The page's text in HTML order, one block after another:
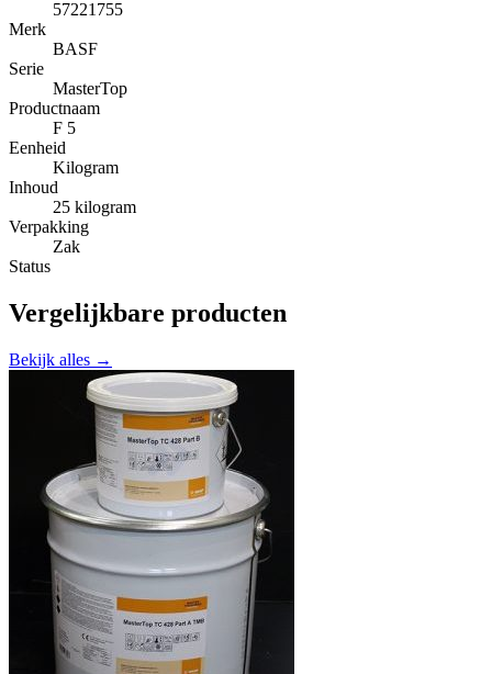
57221755
Merk
BASF
Serie
MasterTop
Productnaam
F 5
Eenheid
Kilogram
Inhoud
25 kilogram
Verpakking
Zak
Status
Vergelijkbare producten
Bekijk alles →